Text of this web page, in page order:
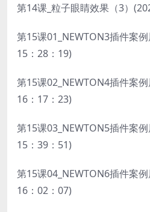
第14课_粒子眼睛效果（3）
第15课01_NEWTON3插件案
15：28：19)
第15课02_NEWTON4插件案
16：17：23)
第15课03_NEWTON5插件案
15：39：51)
第15课04_NEWTON6插件案
16：02：07)